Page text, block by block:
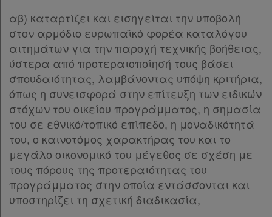
αβ) καταρτίζει και εισηγείται την υποβολή
στον αρμόδιο ευρωπαϊκό φορέα καταλόγου
αιτημάτων για την παροχή τεχνικής βοήθειας,
ύστερα από προτεραιοποίησή τους βάσει
σπουδαιότητας, λαμβάνοντας υπόψη κριτήρια,
όπως η συνεισφορά στην επίτευξη των ειδικών
στόχων του οικείου προγράμματος, η σημασία
του σε εθνικό/τοπικό επίπεδο, η μοναδικότητά
του, ο καινοτόμος χαρακτήρας του και το
μεγάλο οικονομικό του μέγεθος σε σχέση με
τους πόρους της προτεραιότητας του
προγράμματος στην οποία εντάσσονται και
υποστηρίζει τη σχετική διαδικασία,